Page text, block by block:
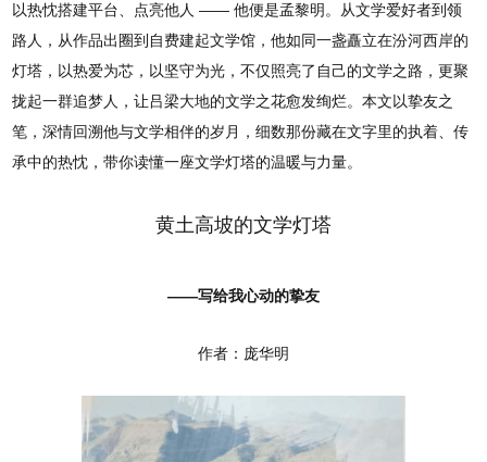
以热忱搭建平台、点亮他人 —— 他便是孟黎明。从文学爱好者到领
路人，从作品出圈到自费建起文学馆，他如同一盏矗立在汾河西岸的
灯塔，以热爱为芯，以坚守为光，不仅照亮了自己的文学之路，更聚
拢起一群追梦人，让吕梁大地的文学之花愈发绚烂。本文以挚友之
笔，深情回溯他与文学相伴的岁月，细数那份藏在文字里的执着、传
承中的热忱，带你读懂一座文学灯塔的温暖与力量。
黄土高坡的文学灯塔
——写给我心动的挚友
作者：庞华明